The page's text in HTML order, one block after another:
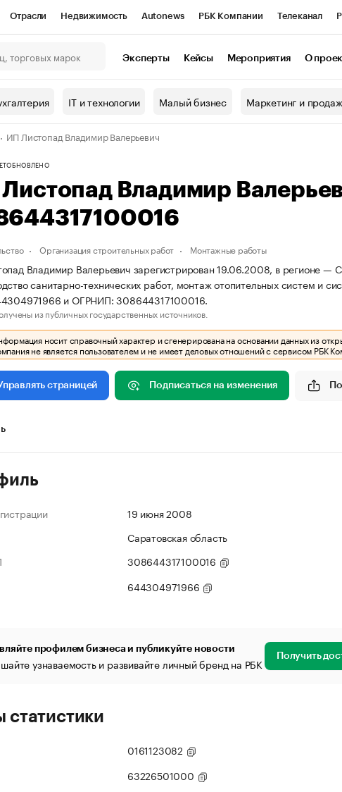
Отрасли Недвижимость Autonews РБК Компании Телеканал
Проверка контрагентов
Эксперты Кейсы Мероприятия О
IT и технологии Малый бизнес Маркетинг и
ИП Листопад Владимир Валерьевич
ОБНОВЛЕНО
Владимир
Организация строительных работ Монтажные работы
Владимир Валерьевич зарегистрирован 19.06.2008, в регионе —
санитарно-технических работ, монтаж отопительных систем и
и ОГРНИП: 308644317100016.
из публичных государственных источников.
носит справочный характер и сгенерирована на основании данных из
не является пользователем и не имеет деловых отношений с сервисом РБК
страницей Подписаться на изменения
19 июня 2008
Саратовская область
308644317100016
644304971966
профилем бизнеса и публикуйте новости
узнаваемость и развивайте личный бренд на РБК Получить
статистики
0161123082
63226501000